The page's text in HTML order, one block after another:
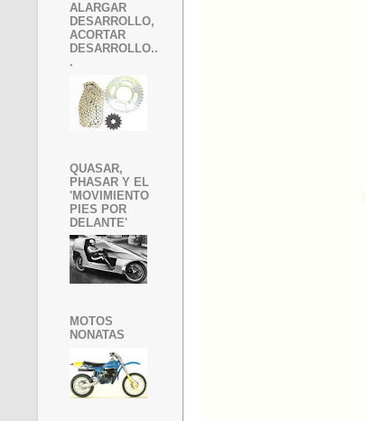
ALARGAR
DESARROLLO,
ACORTAR
DESARROLLO..
.
QUASAR,
PHASAR Y EL
'MOVIMIENTO
PIES POR
DELANTE'
MOTOS
NONATAS